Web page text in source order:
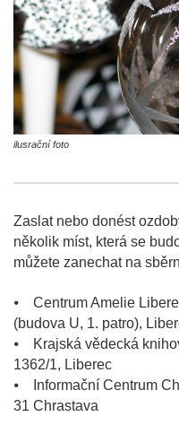
ilusrační foto
Zaslat nebo donést
několik míst, která se
můžete zanechat na
⦁ Centrum Amelie
(budova U, 1. patro),
⦁ Krajská vědecká
1362/1, Liberec
⦁ Informační Centrum
31 Chrastava